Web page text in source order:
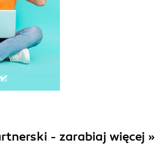
- zarabiaj więcej »